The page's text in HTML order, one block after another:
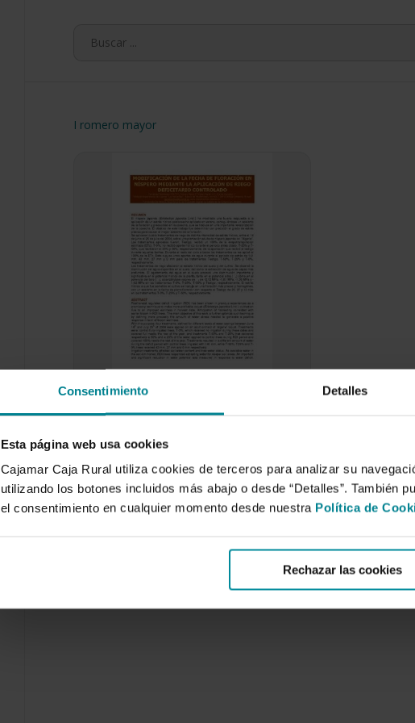
Consentimiento Detalles
Esta página web usa cookies
Cajamar Caja Rural utiliza cookies de terceros para analizar su
utilizando los botones incluidos más abajo o desde “Detalles”. También
el consentimiento en cualquier momento desde nuestra Política de
Rechazar las cookies
I romero mayor
floración en níspero
riego deficitario controlado.
3 de enero de 2005
El níspero japonés (Eriobotrya
japonica Lindl.) ha mostrado una